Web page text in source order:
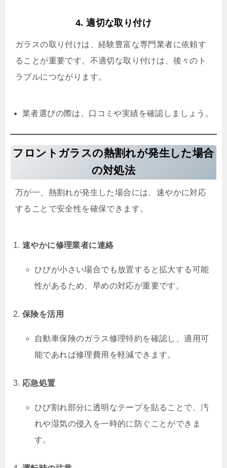
4. 適切な取り付け
ガラスの取り付けは、経験豊富な専門業者に依頼す
ることが重要です。不適切な取り付けは、後々のト
ラブルにつながります。
業者選びの際は、口コミや実績を確認しましょう。
フロントガラスの熱割れが発生した場合
の対処法
万が一、熱割れが発生した場合には、速やかに対応
することで安全性を確保できます。
速やかに修理業者に連絡
ひびが小さい場合でも放置すると拡大する可能
性があるため、早めの対応が重要です。
保険を活用
自動車保険のガラス修理特約を確認し、適用可
能であれば修理費用を軽減できます。
応急処置
ひび割れ部分に透明なテープを貼ることで、汚
れや湿気の侵入を一時的に防ぐことができま
す。